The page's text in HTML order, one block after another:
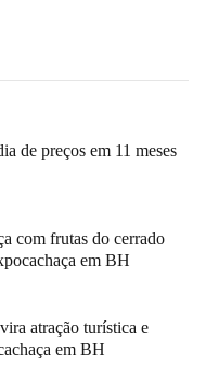
de preços em 11 meses
com frutas do cerrado
em BH
atração turística e
em BH